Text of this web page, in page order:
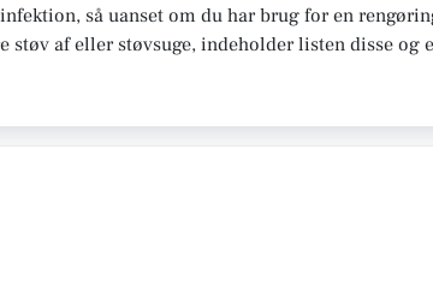
så uanset om du har brug for en
af eller støvsuge, indeholder listen disse og